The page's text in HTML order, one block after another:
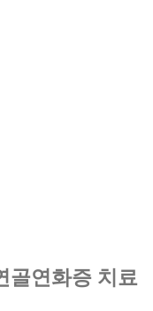
골연화증 치료